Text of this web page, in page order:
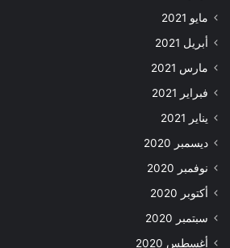
مايو 2021
أبريل 2021
مارس 2021
فبراير 2021
يناير 2021
ديسمبر 2020
نوفمبر 2020
أكتوبر 2020
سبتمبر 2020
أغسطس 2020